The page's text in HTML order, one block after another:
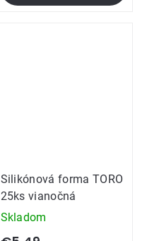
4,7
Silikónová forma TORO
25ks vianočná
Skladom